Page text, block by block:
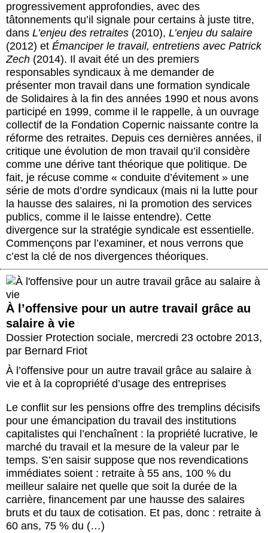
progressivement approfondies, avec des
tâtonnements qu’il signale pour certains à juste titre,
dans L’enjeu des retraites (2010), L’enjeu du salaire
(2012) et Émanciper le travail, entretiens avec Patrick
Zech (2014). Il avait été un des premiers
responsables syndicaux à me demander de
présenter mon travail dans une formation syndicale
de Solidaires à la fin des années 1990 et nous avons
participé en 1999, comme il le rappelle, à un ouvrage
collectif de la Fondation Copernic naissante contre la
réforme des retraites. Depuis ces dernières années, il
critique une évolution de mon travail qu’il considère
comme une dérive tant théorique que politique. De
fait, je récuse comme « conduite d’évitement » une
série de mots d’ordre syndicaux (mais ni la lutte pour
la hausse des salaires, ni la promotion des services
publics, comme il le laisse entendre). Cette
divergence sur la stratégie syndicale est essentielle.
Commençons par l’examiner, et nous verrons que
c’est la clé de nos divergences théoriques.
À l’offensive pour un autre travail grâce au
salaire à vie
Dossier Protection sociale, mercredi 23 octobre 2013,
par Bernard Friot
À l’offensive pour un autre travail grâce au salaire à
vie et à la copropriété d’usage des entreprises
Le conflit sur les pensions offre des tremplins décisifs
pour une émancipation du travail des institutions
capitalistes qui l’enchaînent : la propriété lucrative, le
marché du travail et la mesure de la valeur par le
temps. S’en saisir suppose que nos revendications
immédiates soient : retraite à 55 ans, 100 % du
meilleur salaire net quelle que soit la durée de la
carrière, financement par une hausse des salaires
bruts et du taux de cotisation. Et pas, donc : retraite à
60 ans, 75 % du (…)